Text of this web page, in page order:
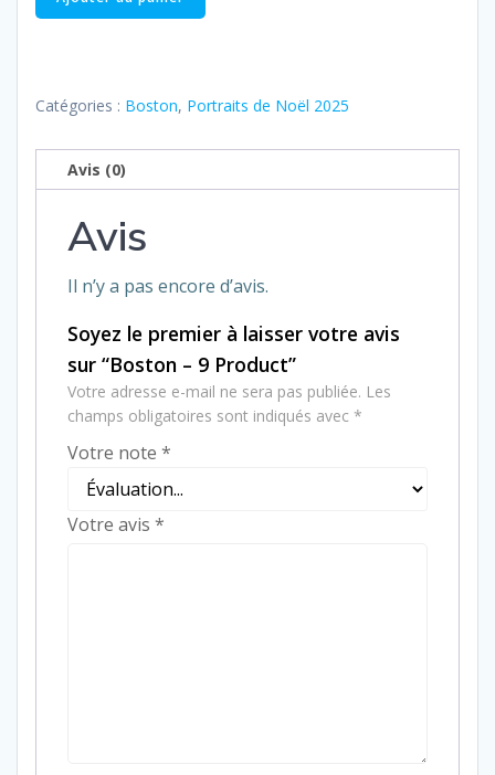
de
9
Catégories : Boston, Portraits de Noël 2025
Avis (0)
Avis
Il n’y a pas encore d’avis.
Soyez le premier à laisser votre avis
sur “Boston – 9 Product”
Votre adresse e-mail ne sera pas publiée. Les
champs obligatoires sont indiqués avec *
Votre note *
Votre avis *